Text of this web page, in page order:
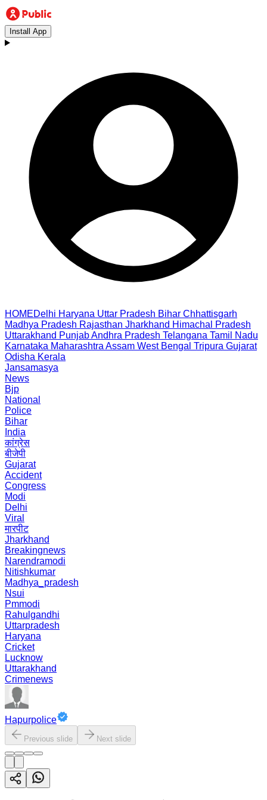
Install App
HOMEDelhi Haryana Uttar Pradesh Bihar Chhattisgarh
Madhya Pradesh Rajasthan Jharkhand Himachal Pradesh
Uttarakhand PunjabAndhra Pradesh Telangana Tamil Nadu
Karnataka Maharashtra Assam West Bengal Tripura Gujarat
Odisha Kerala
Jansamasya
News
Bjp
National
Police
Bihar
India
कांग्रेस
बीजेपी
Gujarat
Accident
Congress
Modi
Delhi
Viral
मारपीट
Jharkhand
Breakingnews
Narendramodi
Nitishkumar
Madhya_pradesh
Nsui
Pmmodi
Rahulgandhi
Uttarpradesh
Haryana
Cricket
Lucknow
Uttarakhand
Crimenews
Hapurpolice
Previous slide Next slide